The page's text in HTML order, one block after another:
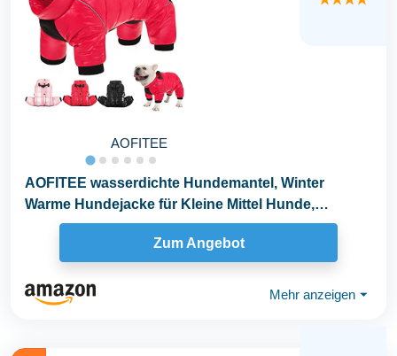
AOFITEE
AOFITEE wasserdichte Hundemantel, Winter
Warme Hundejacke für Kleine Mittel Hunde,
Winddichte Hunde...
Zum Angebot
Mehr anzeigen ⏷